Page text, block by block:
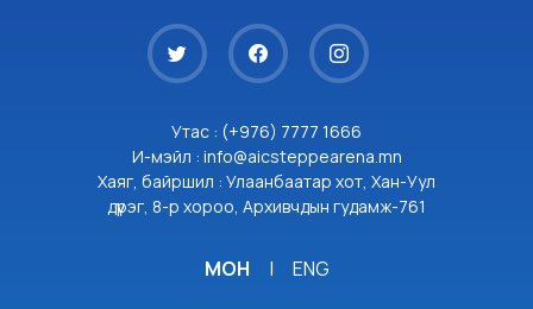
Утас : (+976) 7777 1666
И-мэйл : info@aicsteppearena.mn
Хаяг, байршил : Улаанбаатар хот, Хан-Уул
дүүрэг, 8-р хороо, Архивчдын гудамж-761
МОН | ENG